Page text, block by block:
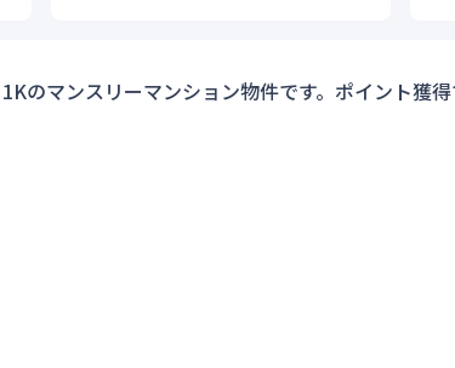
1Kのマンスリーマンション物件です。ポイント獲